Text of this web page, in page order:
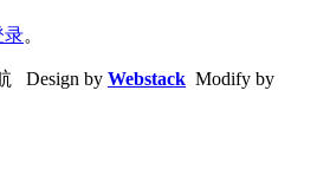
录。
Design by Webstack Modify by